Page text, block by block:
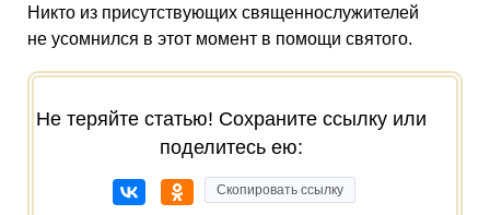
Никто из присутствующих священнослужителей
не усомнился в этот момент в помощи святого.
Не теряйте статью! Сохраните ссылку или
поделитесь ею:
Скопировать ссылку